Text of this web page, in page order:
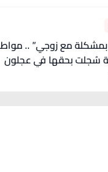
تسببت لي
سُجلت بحقها في عجلون